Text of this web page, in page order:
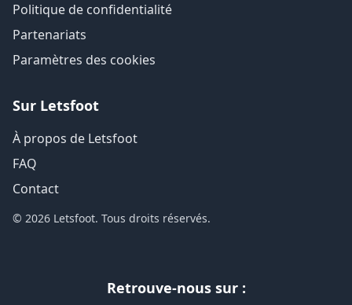
Politique de confidentialité
Partenariats
Paramètres des cookies
Sur Letsfoot
À propos de Letsfoot
FAQ
Contact
© 2026 Letsfoot. Tous droits réservés.
Retrouve-nous sur :